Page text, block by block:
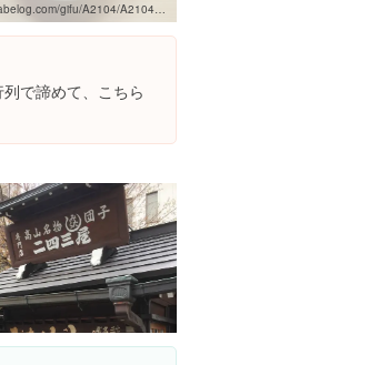
gifu/A2104/A210401/21000809
で諦めて、こちら